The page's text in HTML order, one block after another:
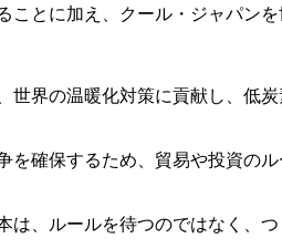
とに加え、クール・ジャパンを
界の温暖化対策に貢献し、低
確保するため、貿易や投資の
、ルールを待つのではなく、つ